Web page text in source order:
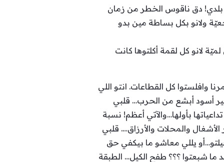
بلدي! دق ناقوس الخطر من زمان
ولانو بكل بساطة مين بدو
لانو كل لقمة أكلتوها كانت
وافلستوا كل القطاعات. انتو اللي
أسود أبشع من الحرب… قلبي
بأولها…والآتي أعظم! نسبة
على تسكير الأشغال والمحلات والأرزاق…. قلبي
يللي معاشو ما بيكفي حق
شبعتوا ؟؟؟ طفح الكيل… الطبقة